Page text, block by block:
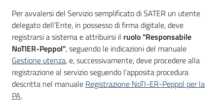
site
Seguici
su
Per avvalersi del Servizio semplificato di SATER un utente
delegato dell’Ente, in possesso di firma digitale, deve
registrarsi a sistema e attribuirsi il ruolo "Responsabile
NoTIER-Peppol", seguendo le indicazioni del manuale
Gestione utenza, e, successivamente, deve procedere alla
registrazione al servizio seguendo l’apposita procedura
descritta nel manuale Registrazione NoTI-ER-Peppol per la
PA.